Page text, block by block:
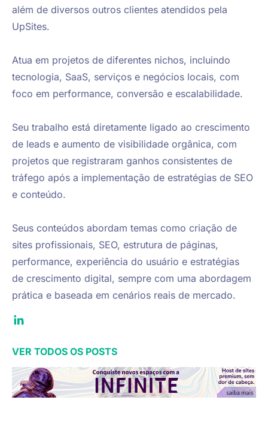
além de diversos outros clientes atendidos pela
UpSites.
Atua em projetos de diferentes nichos, incluindo
tecnologia, SaaS, serviços e negócios locais, com
foco em performance, conversão e escalabilidade.
Seu trabalho está diretamente ligado ao crescimento
de leads e aumento de visibilidade orgânica, com
projetos que registraram ganhos consistentes de
tráfego após a implementação de estratégias de SEO
e conteúdo.
Seus conteúdos abordam temas como criação de
sites profissionais, SEO, estrutura de páginas,
performance, experiência do usuário e estratégias
de crescimento digital, sempre com uma abordagem
prática e baseada em cenários reais de mercado.
VER TODOS OS POSTS